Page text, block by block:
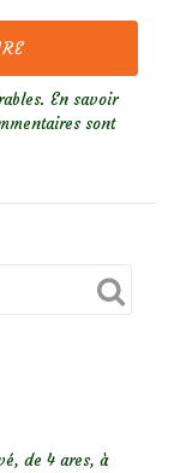
En savoir
sont
de 4 ares, à